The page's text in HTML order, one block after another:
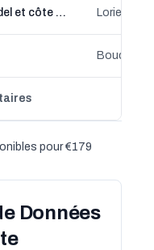
Conciergerie Free d'Home Guidel et côte Lorientaise Lorient,
Bouc-Bel-
pour €179
Données